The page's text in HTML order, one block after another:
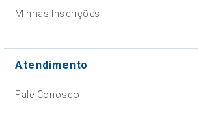
Minhas Inscrições
Atendimento
Fale Conosco